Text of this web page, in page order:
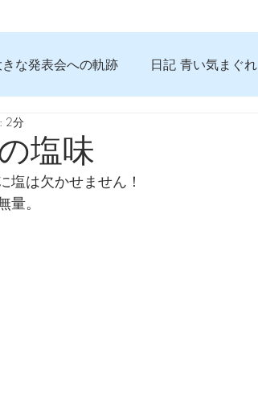
な発表会への軌跡 日記 青い気まぐれ
っておきたいコト
食べんじーの美味しい記事
塩味
2分
塩は欠かせません！
。